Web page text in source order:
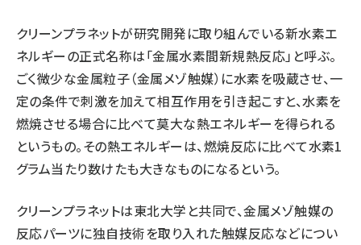
クリーンプラネットが研究開発に取り組んでいる新水素エ
ネルギーの正式名称は「金属水素間新規熱反応」と呼ぶ。
ごく微少な金属粒子（金属メゾ触媒）に水素を吸蔵させ、一
定の条件で刺激を加えて相互作用を引き起こすと、水素を
燃焼させる場合に比べて莫大な熱エネルギーを得られる
というもの。その熱エネルギーは、燃焼反応に比べて水素1
グラム当たり数けたも大きなものになるという。
クリーンプラネットは東北大学と共同で、金属メゾ触媒の
反応パーツに独自技術を取り入れた触媒反応などについ